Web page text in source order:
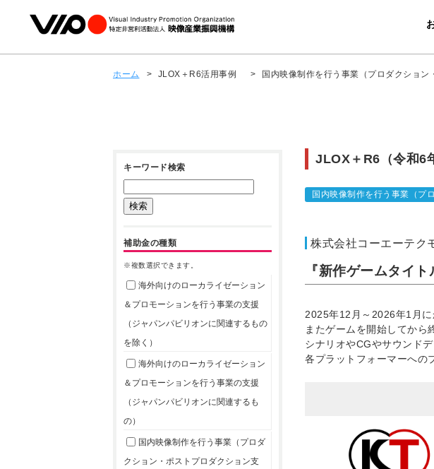
ホーム > JLOX＋R6活用事例 > 国内映像制作を行う事業（プロダクション
JLOX＋R6（令和6
国内映像制作を行う事業（プ
株式会社コーエーテク
『新作ゲームタイ
2025年12月～2026年1月に
またゲームを開始してから
シナリオやCGやサウンド
各プラットフォーマーへの
キーワード検索
補助金の種類
※複数選択できます。
海外向けのローカライゼーション
＆プロモーションを行う事業の支援
（ジャパンパビリオンに関連するもの
を除く）
海外向けのローカライゼーション
＆プロモーションを行う事業の支援
（ジャパンパビリオンに関連するも
の）
国内映像制作を行う事業（プロダ
クション・ポストプロダクション支